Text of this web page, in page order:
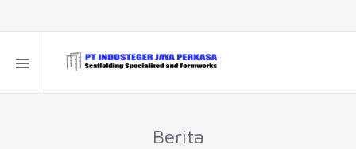
Berita